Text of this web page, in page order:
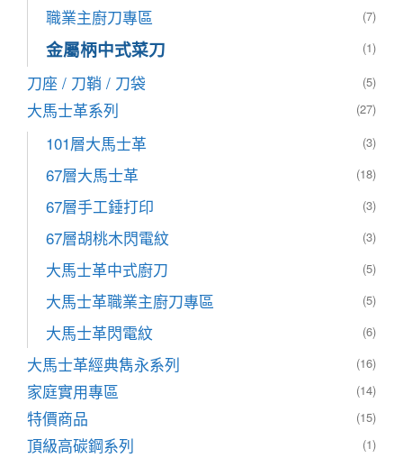
職業主廚刀專區 (7)
金屬柄中式菜刀 (1)
刀座 / 刀鞘 / 刀袋 (5)
大馬士革系列 (27)
101層大馬士革 (3)
67層大馬士革 (18)
67層手工錘打印 (3)
67層胡桃木閃電紋 (3)
大馬士革中式廚刀 (5)
大馬士革職業主廚刀專區 (5)
大馬士革閃電紋 (6)
大馬士革經典雋永系列 (16)
家庭實用專區 (14)
特價商品 (15)
頂級高碳鋼系列 (1)